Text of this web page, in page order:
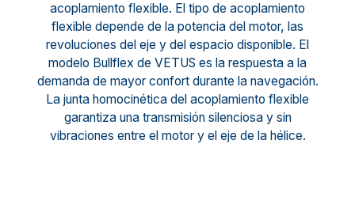
acoplamiento flexible. El tipo de acoplamiento
flexible depende de la potencia del motor, las
revoluciones del eje y del espacio disponible. El
modelo Bullflex de VETUS es la respuesta a la
demanda de mayor confort durante la navegación.
La junta homocinética del acoplamiento flexible
garantiza una transmisión silenciosa y sin
vibraciones entre el motor y el eje de la hélice.